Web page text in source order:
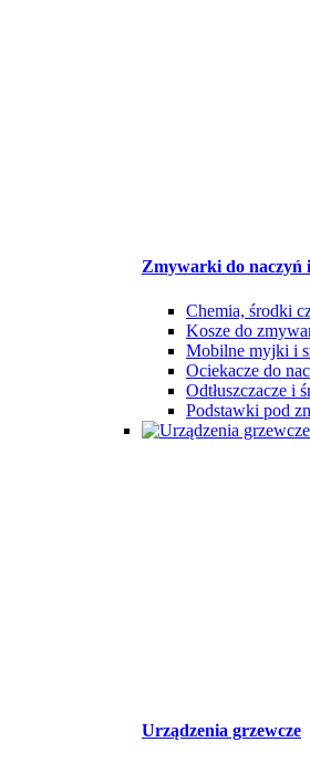
Zmywarki do naczyń
Chemia, środki
Kosze do
Mobilne myjki i
Ociekacze do
Odtłuszczacze i
Podstawki pod
Urządzenia grzewcze